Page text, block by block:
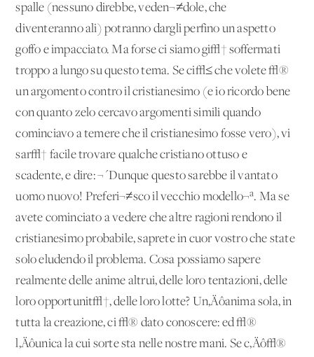
spalle (nessuno direbbe, veden¬≠dole, che
diventeranno ali) potranno dargli perfino un aspetto
goffo e impacciato. Ma forse ci siamo gi√† soffermati
troppo a lungo su questo tema. Se ci√≤ che volete √®
un argomento contro il cristianesimo (e io ricordo bene
con quanto zelo cercavo argomenti simili quando
cominciavo a temere che il cristianesimo fosse vero), vi
sar√† facile trovare qualche cristiano ottuso e
scadente, e dire: ¬´Dunque questo sarebbe il vantato
uomo nuovo! Preferi¬≠sco il vecchio modello¬ª. Ma se
avete cominciato a vedere che altre ragioni rendono il
cristianesimo probabile, saprete in cuor vostro che state
solo eludendo il problema. Cosa possiamo sapere
realmente delle anime altrui, delle loro tentazioni, delle
loro opportunit√†, delle loro lotte? Un‚Äôanima sola, in
tutta la creazione, ci √® dato conoscere: ed √®
l‚Äôunica la cui sorte sta nelle nostre mani. Se c‚Äô√®